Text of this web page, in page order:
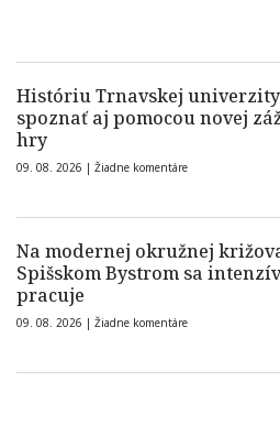
Históriu Trnavskej univerzity
spoznať aj pomocou novej
hry
09. 08. 2026 | Žiadne komentáre
Na modernej okružnej
Spišskom Bystrom sa
pracuje
09. 08. 2026 | Žiadne komentáre